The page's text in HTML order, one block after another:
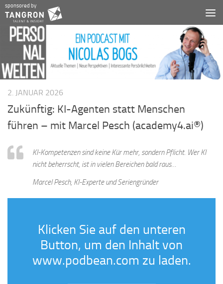
Zum Inhalt springen
sponsored by
Zukünftig: KI-Agenten statt Menschen
führen – mit Marcel Pesch (academy4.ai®)
2. JANUAR 2026
KI-Kompetenzen sind keine Kür mehr, sondern Pflicht. Wer KI
nicht beherrscht, ist in vielen Bereichen bald raus…
Marcel Pesch, KI-Experte und Seriengründer
Klicken Sie auf den unteren
Button, um den Inhalt von
www.podbean.com zu laden.